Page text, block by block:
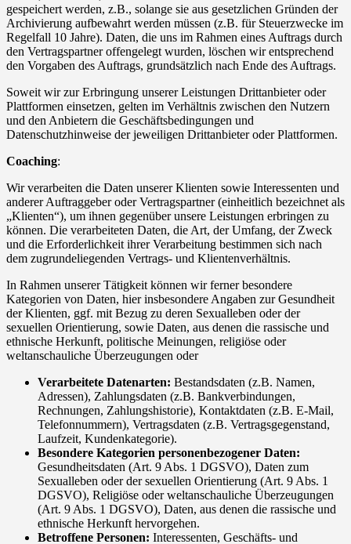
gespeichert werden, z.B., solange sie aus gesetzlichen Gründen der
Archivierung aufbewahrt werden müssen (z.B. für Steuerzwecke im
Regelfall 10 Jahre). Daten, die uns im Rahmen eines Auftrags durch
den Vertragspartner offengelegt wurden, löschen wir entsprechend
den Vorgaben des Auftrags, grundsätzlich nach Ende des Auftrags.
Soweit wir zur Erbringung unserer Leistungen Drittanbieter oder
Plattformen einsetzen, gelten im Verhältnis zwischen den Nutzern
und den Anbietern die Geschäftsbedingungen und
Datenschutzhinweise der jeweiligen Drittanbieter oder Plattformen.
Coaching:
Wir verarbeiten die Daten unserer Klienten sowie Interessenten und
anderer Auftraggeber oder Vertragspartner (einheitlich bezeichnet als
„Klienten“), um ihnen gegenüber unsere Leistungen erbringen zu
können. Die verarbeiteten Daten, die Art, der Umfang, der Zweck
und die Erforderlichkeit ihrer Verarbeitung bestimmen sich nach
dem zugrundeliegenden Vertrags- und Klientenverhältnis.
In Rahmen unserer Tätigkeit können wir ferner besondere
Kategorien von Daten, hier insbesondere Angaben zur Gesundheit
der Klienten, ggf. mit Bezug zu deren Sexualleben oder der
sexuellen Orientierung, sowie Daten, aus denen die rassische und
ethnische Herkunft, politische Meinungen, religiöse oder
weltanschauliche Überzeugungen oder
Verarbeitete Datenarten: Bestandsdaten (z.B. Namen,
Adressen), Zahlungsdaten (z.B. Bankverbindungen,
Rechnungen, Zahlungshistorie), Kontaktdaten (z.B. E-Mail,
Telefonnummern), Vertragsdaten (z.B. Vertragsgegenstand,
Laufzeit, Kundenkategorie).
Besondere Kategorien personenbezogener Daten:
Gesundheitsdaten (Art. 9 Abs. 1 DGSVO), Daten zum
Sexualleben oder der sexuellen Orientierung (Art. 9 Abs. 1
DGSVO), Religiöse oder weltanschauliche Überzeugungen
(Art. 9 Abs. 1 DGSVO), Daten, aus denen die rassische und
ethnische Herkunft hervorgehen.
Betroffene Personen: Interessenten, Geschäfts- und